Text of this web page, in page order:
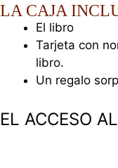
LA CAJA
El libro
Tarjeta con
libro.
Un regalo
EL ACCESO